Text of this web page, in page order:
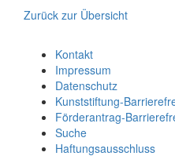
Zurück zur Übersicht
Kontakt
Impressum
Datenschutz
Kunststiftung-
Förderantrag-
Suche
Haftungsausschluss